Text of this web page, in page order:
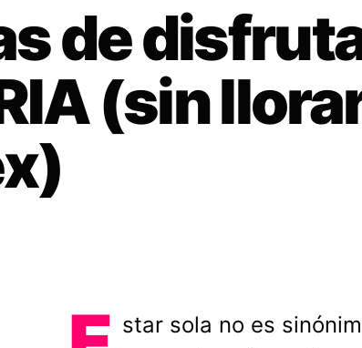
de
(sin
star sola no es